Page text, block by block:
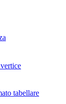
tabellare